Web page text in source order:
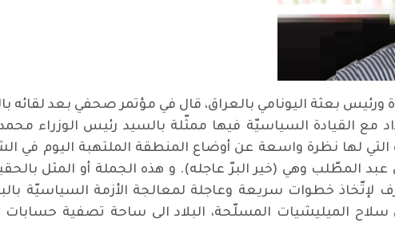
بعثة اليونامي بالعراق، قال في مؤتمر صحفي بعد لقائه
مع القيادة السياسيّة فيها ممثّلة بالسيد رئيس الوزراء
التي لها نظرة واسعة عن أوضاع المنطقة الملتهبة اليوم في
المطّلب وهي (خير البرّ عاجله). و هذه الجملة أو المثل
لإتّخاذ خطوات سريعة وعاجلة لمعالجة الأزمة السياسيّة
الميليشيات المسلّحة، البلاد الى ساحة تصفية